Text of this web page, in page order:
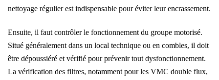
nettoyage régulier est indispensable pour éviter leur encrassement.
Ensuite, il faut contrôler le fonctionnement du groupe motorisé.
Situé généralement dans un local technique ou en combles, il doit
être dépoussiéré et vérifié pour prévenir tout dysfonctionnement.
La vérification des filtres, notamment pour les VMC double flux,